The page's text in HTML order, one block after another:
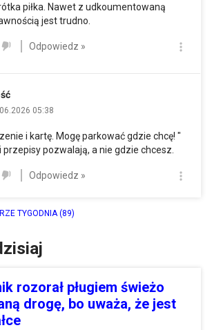
piłka. Nawet z udkoumentowaną
jest trudno.
Odpowiedz »
05:38
i kartę. Mogę parkować gdzie chcę! "
przepisy pozwalają, a nie gdzie chcesz.
Odpowiedz »
TYGODNIA(89)
rozorał pługiem świeżo
drogę, bo uważa, że jest